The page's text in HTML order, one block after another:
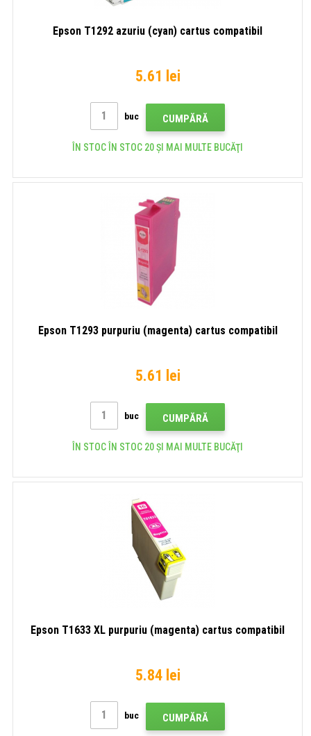
Epson T1292 azuriu (cyan) cartus compatibil
5.61 lei
buc CUMPĂRĂ
ÎN STOC ÎN STOC 20 ȘI MAI MULTE BUCĂŢI
Epson T1293 purpuriu (magenta) cartus compatibil
5.61 lei
buc CUMPĂRĂ
ÎN STOC ÎN STOC 20 ȘI MAI MULTE BUCĂŢI
Epson T1633 XL purpuriu (magenta) cartus compatibil
5.84 lei
buc CUMPĂRĂ